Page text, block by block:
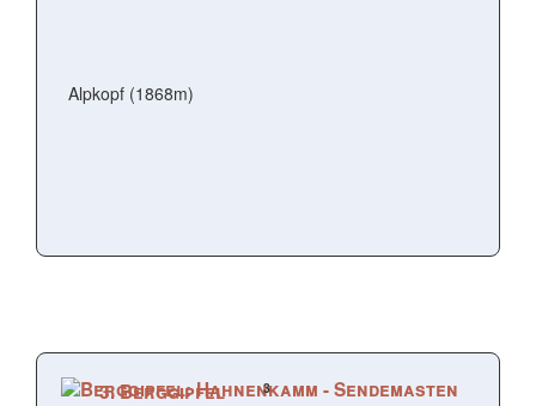
Alpkopf (1868m)
3. Berggipfel 3